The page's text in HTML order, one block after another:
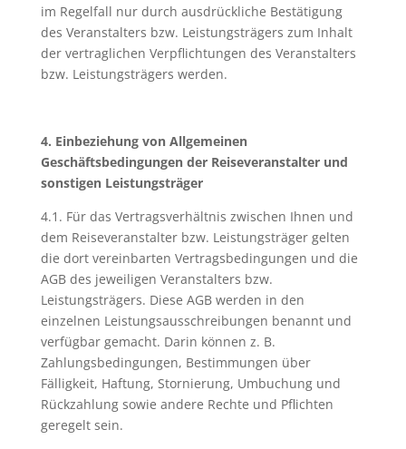
im Regelfall nur durch ausdrückliche Bestätigung
des Veranstalters bzw. Leistungsträgers zum Inhalt
der vertraglichen Verpflichtungen des Veranstalters
bzw. Leistungsträgers werden.
4. Einbeziehung von Allgemeinen
Geschäftsbedingungen der Reiseveranstalter und
sonstigen Leistungsträger
4.1. Für das Vertragsverhältnis zwischen Ihnen und
dem Reiseveranstalter bzw. Leistungsträger gelten
die dort vereinbarten Vertragsbedingungen und die
AGB des jeweiligen Veranstalters bzw.
Leistungsträgers. Diese AGB werden in den
einzelnen Leistungsausschreibungen benannt und
verfügbar gemacht. Darin können z. B.
Zahlungsbedingungen, Bestimmungen über
Fälligkeit, Haftung, Stornierung, Umbuchung und
Rückzahlung sowie andere Rechte und Pflichten
geregelt sein.